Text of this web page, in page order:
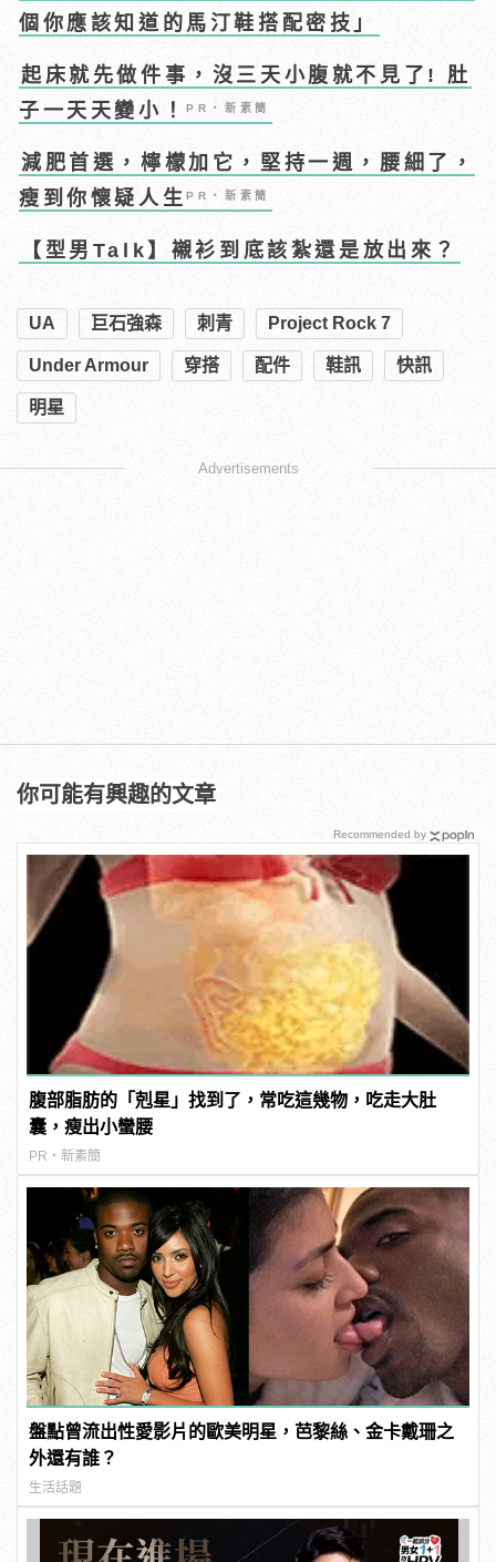
個你應該知道的馬汀鞋搭配密技」
起床就先做件事，沒三天小腹就不見了! 肚
子一天天變小！PR・新素簡
減肥首選，檸檬加它，堅持一週，腰細了，
瘦到你懷疑人生PR・新素簡
【型男Talk】襯衫到底該紮還是放出來？
UA 巨石強森 刺青 Project Rock 7
Under Armour 穿搭 配件 鞋訊 快訊
明星
Advertisements
你可能有興趣的文章
腹部脂肪的「剋星」找到了，常吃這幾物，吃走大肚
囊，瘦出小蠻腰
PR・新素簡
盤點曾流出性愛影片的歐美明星，芭黎絲、金卡戴珊之
外還有誰？
生活話題
Recommended by